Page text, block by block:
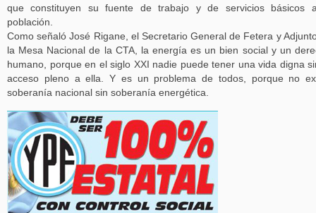
que constituyen su fuente de trabajo y de servicios básicos
población.
Como señaló José Rigane, el Secretario General de Fetera y
la Mesa Nacional de la CTA, la energía es un bien social y un
humano, porque en el siglo XXI nadie puede tener una vida digna
acceso pleno a ella. Y es un problema de todos, porque no
soberanía nacional sin soberanía energética.